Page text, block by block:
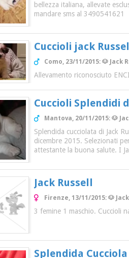
bellezza italiana, allevate
mandare sms al 3490541621
Cuccioli jack
Como, 23/11/2015: 🐶
Allevamento riconosciuto
Cuccioli Splendidi
Mantova, 20/11/2015: 🐶
Splendida cucciolata di Jack
dicembre 2015. Selezionati
attestante la buona salute. I
Jack Russell
Firenze, 13/11/2015: 🐶
3 femine 1 maschio. Cuccioli
Splendida